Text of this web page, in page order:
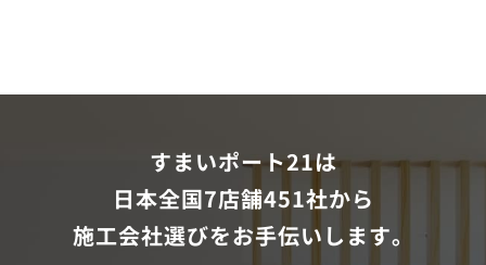
すまいポート21は
日本全国7店舗451社から
施工会社選びをお手伝いします。